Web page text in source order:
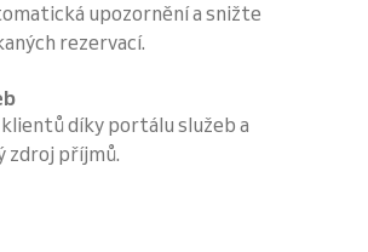
upozornění a snižte
rezervací.
díky portálu služeb a
zdroj příjmů.